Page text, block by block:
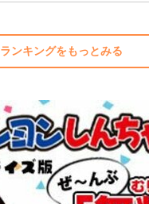
ランキングをもっとみる